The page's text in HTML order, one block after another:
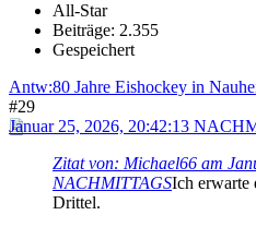
All-Star
Beiträge: 2.355
Gespeichert
Antw:80 Jahre Eishockey in
#29
Januar 25, 2026, 20:42:13
Zitat von: Michael66 am
NACHMITTAGSIch erwarte
Drittel.